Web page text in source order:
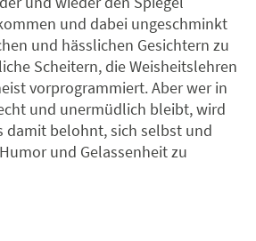
und dabei ungeschminkt
und hässlichen Gesichtern zu
Scheitern, die Weisheitslehren
vorprogrammiert. Aber wer in
und unermüdlich bleibt, wird
damit belohnt, sich selbst und
und Gelassenheit zu